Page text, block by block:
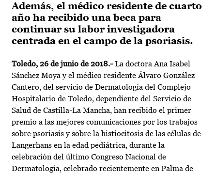
Además, el médico residente de cuarto
año ha recibido una beca para
continuar su labor investigadora
centrada en el campo de la psoriasis.
Toledo, 26 de junio de 2018.- La doctora Ana Isabel
Sánchez Moya y el médico residente Álvaro González
Cantero, del servicio de Dermatología del Complejo
Hospitalario de Toledo, dependiente del Servicio de
Salud de Castilla-La Mancha, han recibido el primer
premio a las mejores comunicaciones por los trabajos
sobre psoriasis y sobre la histiocitosis de las células de
Langerhans en la edad pediátrica, durante la
celebración del último Congreso Nacional de
Dermatología, celebrado recientemente en Palma de